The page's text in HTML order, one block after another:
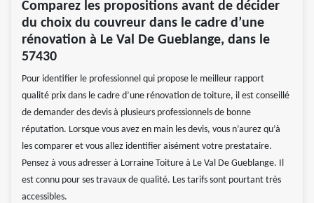
Comparez les propositions avant de décider
du choix du couvreur dans le cadre d’une
rénovation à Le Val De Gueblange, dans le
57430
Pour identifier le professionnel qui propose le meilleur rapport
qualité prix dans le cadre d’une rénovation de toiture, il est conseillé
de demander des devis à plusieurs professionnels de bonne
réputation. Lorsque vous avez en main les devis, vous n’aurez qu’à
les comparer et vous allez identifier aisément votre prestataire.
Pensez à vous adresser à Lorraine Toiture à Le Val De Gueblange. Il
est connu pour ses travaux de qualité. Les tarifs sont pourtant très
accessibles.